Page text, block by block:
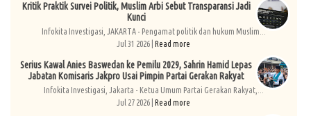
Kritik Praktik Survei Politik, Muslim Arbi Sebut Transparansi Jadi
Kunci
Infokita Investigasi, JAKARTA - Pengamat politik dan hukum Muslim...
Jul 31 2026 | Read more
Serius Kawal Anies Baswedan ke Pemilu 2029, Sahrin Hamid Lepas
Jabatan Komisaris Jakpro Usai Pimpin Partai Gerakan Rakyat
Infokita Investigasi, Jakarta - Ketua Umum Partai Gerakan Rakyat,...
Jul 27 2026 | Read more